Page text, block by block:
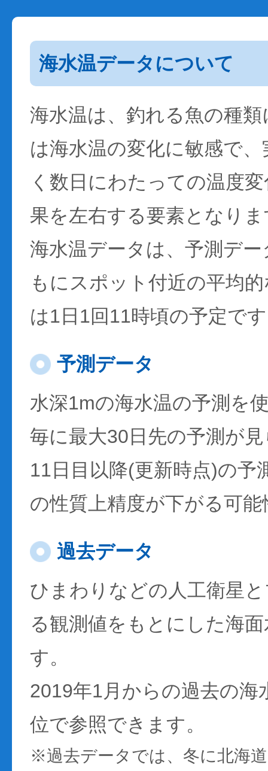
海水温データについて
海水温は、釣れる魚の種
は海水温の変化に敏感で
く数日にわたっての温度
果を左右する要素となり
海水温データは、予測デ
もにスポット付近の平均
は1日1回11時頃の予定で
予測データ
水深1mの海水温の予測を
毎に最大30日先の予測が
11日目以降(更新時点)の予
の性質上精度が下がる可
過去データ
ひまわりなどの人工衛星
る観測値をもとにした海
す。
2019年1月からの過去の海
位で参照できます。
※過去データでは、冬に北海